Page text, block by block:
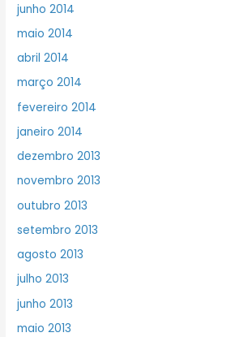
junho 2014
maio 2014
abril 2014
março 2014
fevereiro 2014
janeiro 2014
dezembro 2013
novembro 2013
outubro 2013
setembro 2013
agosto 2013
julho 2013
junho 2013
maio 2013